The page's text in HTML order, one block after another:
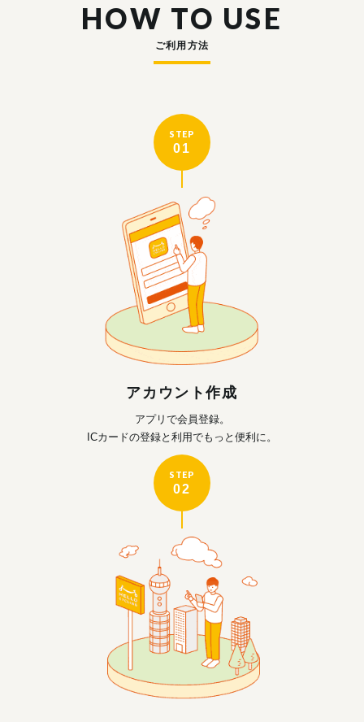
HOW TO USE
ご利用方法
STEP
01
アカウント作成
アプリで会員登録。
ICカードの登録と利用でもっと便利に。
STEP
02